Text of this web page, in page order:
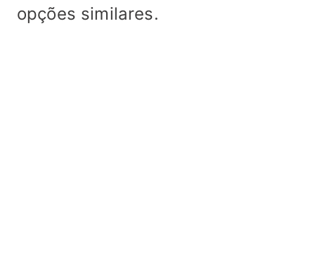
opções similares.